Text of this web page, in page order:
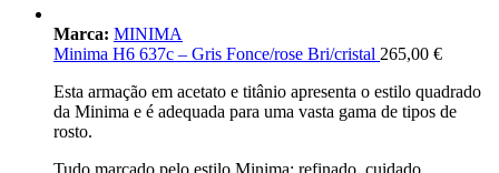
Marca: MINIMA
Minima H6 637c – Gris Fonce/rose Bri/cristal 265,00 €
Esta armação em acetato e titânio apresenta o estilo quadrado
da Minima e é adequada para uma vasta gama de tipos de
rosto.
Tudo marcado pelo estilo Minima: refinado, cuidado,